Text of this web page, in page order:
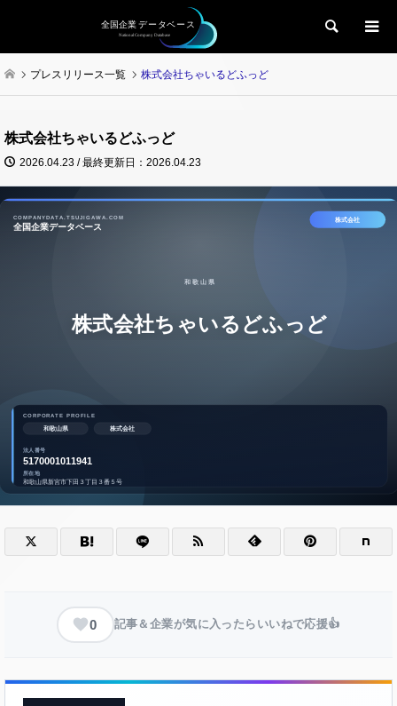
検索
プレスリリース一覧 株式会社ちゃいるどふっど
株式会社ちゃいるどふっど
2026.04.23 / 最終更新日：2026.04.23
0 記事＆企業が気に入ったらいいねで応援👍